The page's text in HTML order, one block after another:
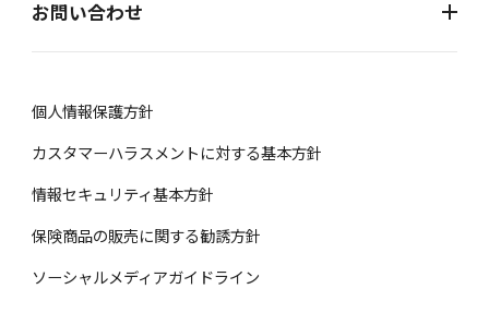
お問い合わせ
個⼈情報保護⽅針
カスタマーハラスメントに対する基本方針
情報セキュリティ基本方針
保険商品の販売に関する勧誘⽅針
ソーシャルメディアガイドライン